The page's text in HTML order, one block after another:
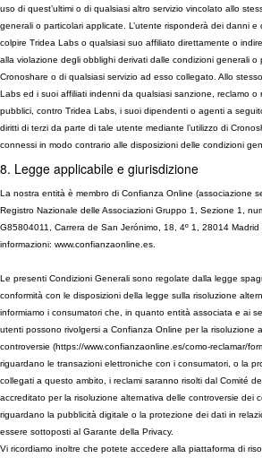
uso di quest’ultimi o di qualsiasi altro servizio vincolato allo
generali o particolari applicate. L’utente risponderà dei danni
colpire Tridea Labs o qualsiasi suo affiliato direttamente o
alla violazione degli obblighi derivati dalle condizioni generali o
Cronoshare o di qualsiasi servizio ad esso collegato. Allo
Labs ed i suoi affiliati indenni da qualsiasi sanzione, reclamo o
pubblici, contro Tridea Labs, i suoi dipendenti o agenti a
diritti di terzi da parte di tale utente mediante l’utilizzo di
connessi in modo contrario alle disposizioni delle condizioni
8. Legge applicabile e giurisdizione
La nostra entità è membro di Confianza Online (associazione
Registro Nazionale delle Associazioni Gruppo 1, Sezione 1,
G85804011, Carrera de San Jerónimo, 18, 4º 1, 28014
informazioni: www.confianzaonline.es.
Le presenti Condizioni Generali sono regolate dalla legge
conformità con le disposizioni della legge sulla risoluzione
informiamo i consumatori che, in quanto entità associata e ai
utenti possono rivolgersi a Confianza Online per la risoluzione
controversie (https://www.confianzaonline.es/como-reclamar/
riguardano le transazioni elettroniche con i consumatori, o la
collegati a questo ambito, i reclami saranno risolti dal Comité
accreditato per la risoluzione alternativa delle controversie dei
riguardano la pubblicità digitale o la protezione dei dati in
essere sottoposti al Garante della Privacy.
Vi ricordiamo inoltre che potete accedere alla piattaforma di